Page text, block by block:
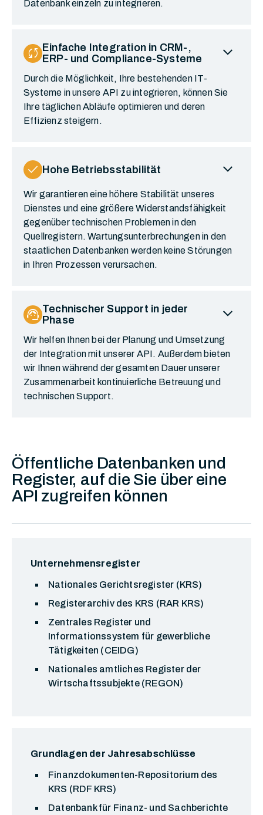
Datenbank einzeln zu integrieren.
sync Einfache Integration in CRM-,
ERP- und Compliance-Systeme
expand_more
Durch die Möglichkeit, Ihre bestehenden IT-
Systeme in unsere API zu integrieren, können Sie
Ihre täglichen Abläufe optimieren und deren
Effizienz steigern.
check Hohe Betriebsstabilität expand_more
Wir garantieren eine höhere Stabilität unseres
Dienstes und eine größere Widerstandsfähigkeit
gegenüber technischen Problemen in den
Quellregistern. Wartungsunterbrechungen in den
staatlichen Datenbanken werden keine Störungen
in Ihren Prozessen verursachen.
support_agent Technischer Support in jeder
Phase
expand_more
Wir helfen Ihnen bei der Planung und Umsetzung
der Integration mit unserer API. Außerdem bieten
wir Ihnen während der gesamten Dauer unserer
Zusammenarbeit kontinuierliche Betreuung und
technischen Support.
Öffentliche Datenbanken und
Register, auf die Sie über eine
API zugreifen können
Unternehmensregister
Nationales Gerichtsregister (KRS)
Registerarchiv des KRS (RAR KRS)
Zentrales Register und
Informationssystem für gewerbliche
Tätigkeiten (CEIDG)
Nationales amtliches Register der
Wirtschaftssubjekte (REGON)
Grundlagen der Jahresabschlüsse
Finanzdokumenten-Repositorium des
KRS (RDF KRS)
Datenbank für Finanz- und Sachberichte